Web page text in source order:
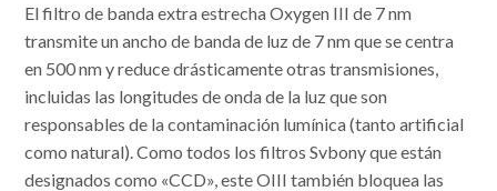
El filtro de banda extra estrecha Oxygen III de 7 nm
transmite un ancho de banda de luz de 7 nm que se centra
en 500 nm y reduce drásticamente otras transmisiones,
incluidas las longitudes de onda de la luz que son
responsables de la contaminación lumínica (tanto artificial
como natural). Como todos los filtros Svbony que están
designados como «CCD», este OIII también bloquea las